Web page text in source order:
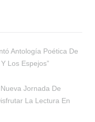
Antología Poética De
Los Espejos”
Jornada De
La Lectura En